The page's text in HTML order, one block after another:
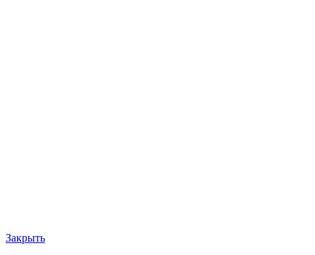
Закрыть